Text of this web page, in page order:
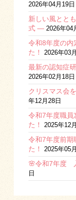
2026年04月19日
新しい風とと
式 ― 2026年04
令和8年度の内
た！
2026年03
最新の認知症
2026年02月18日
クリスマス会
年12月28日
令和7年度職員
た！
2025年12
令和7年度前期
た！
2025年05
🌸令和7年度
日